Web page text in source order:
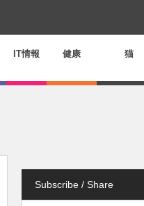
IT情報 健康 猫
Subscribe / Share